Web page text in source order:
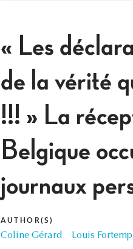
« Les
de la vérité
!!! » La
Belgique
journaux
AUTHOR(S)
Coline Gérard Louis